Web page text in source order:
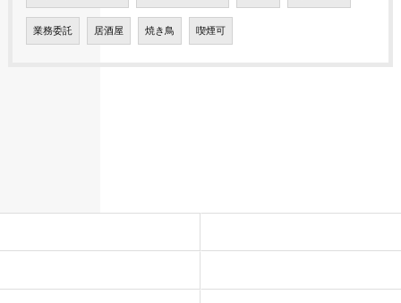
業務委託 居酒屋 焼き鳥 喫煙可